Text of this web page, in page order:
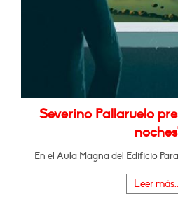
Severino Pallaruelo
En el Aula Magna del Edificio
Leer